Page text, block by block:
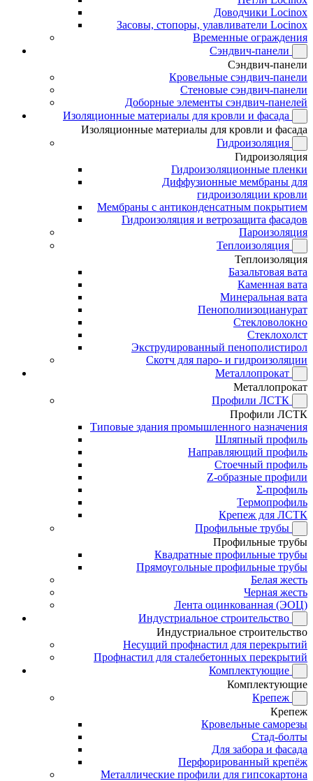
Доводчики Locinox
Засовы, стопоры, улавливатели Locinox
Временные ограждения
Сэндвич-панели
Сэндвич-панели
Кровельные сэндвич-панели
Стеновые сэндвич-панели
Доборные элементы сэндвич-панелей
Изоляционные материалы для кровли и фасада
Изоляционные материалы для кровли и фасада
Гидроизоляция
Гидроизоляция
Гидроизоляционные пленки
Диффузионные мембраны для
гидроизоляции кровли
Мембраны с антиконденсатным покрытием
Гидроизоляция и ветрозащита фасадов
Пароизоляция
Теплоизоляция
Теплоизоляция
Базальтовая вата
Каменная вата
Минеральная вата
Пенополиизоцианурат
Стекловолокно
Стеклохолст
Экструдированный пенополистирол
Скотч для паро- и гидроизоляции
Металлопрокат
Металлопрокат
Профили ЛСТК
Профили ЛСТК
Типовые здания промышленного назначения
Шляпный профиль
Направляющий профиль
Стоечный профиль
Z-образные профили
Σ-профиль
Термопрофиль
Крепеж для ЛСТК
Профильные трубы
Профильные трубы
Квадратные профильные трубы
Прямоугольные профильные трубы
Белая жесть
Черная жесть
Лента оцинкованная (ЭОЦ)
Индустриальное строительство
Индустриальное строительство
Несущий профнастил для перекрытий
Профнастил для сталебетонных перекрытий
Комплектующие
Комплектующие
Крепеж
Крепеж
Кровельные саморезы
Стад-болты
Для забора и фасада
Перфорированный крепёж
Металлические профили для гипсокартона